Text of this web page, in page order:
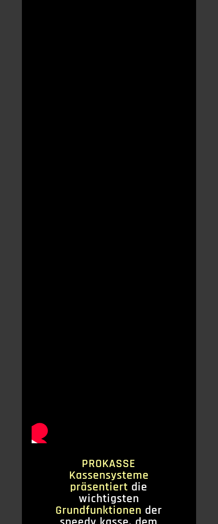
PROKASSE
Kassensysteme
präsentiert die
wichtigsten
Grundfunktionen der